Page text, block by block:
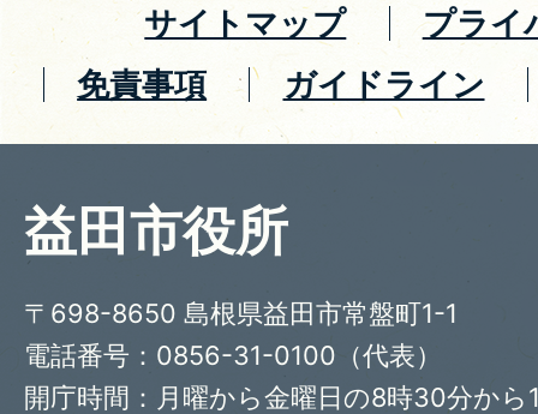
サイトマップ
プライ
免責事項
ガイドライン
益田市役所
〒698-8650 島根県益田市常盤町1-1
電話番号：0856-31-0100（代表）
開庁時間：月曜から金曜日の8時30分から